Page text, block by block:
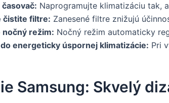
Naprogramujte klimatizáciu tak,
čistite filtre: Zanesené filtre znižujú
režim: Nočný režim automaticky
energeticky úspornej klimatizácie: Pri
Samsung: Skvelý